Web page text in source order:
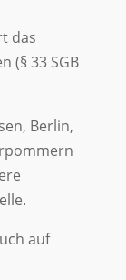
das
(§ 33 SGB
Berlin,
auf